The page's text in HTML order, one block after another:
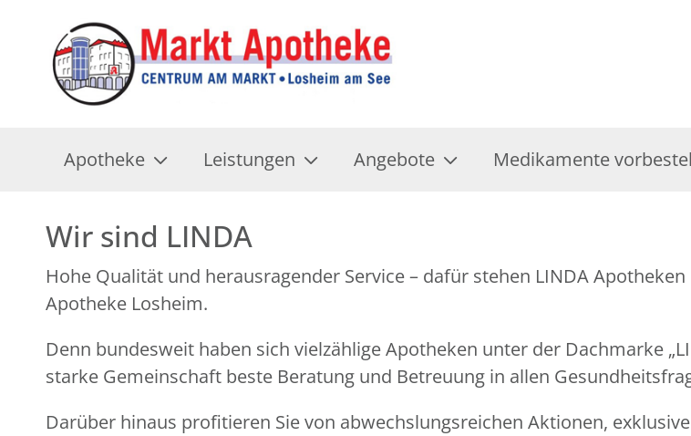
Apotheke Leistungen Angebote Medikamente
Wir sind LINDA
Hohe Qualität und herausragender Service – dafür stehen LINDA
Apotheke Losheim.
Denn bundesweit haben sich vielzählige Apotheken unter der Dachmarke
starke Gemeinschaft beste Beratung und Betreuung in allen
Darüber hinaus profitieren Sie von abwechslungsreichen Aktionen,